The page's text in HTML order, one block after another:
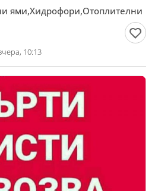
ями,Хидрофори,Отоплителни
10:13